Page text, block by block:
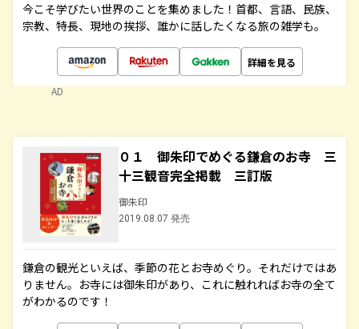
今こそ学びたい世界のことを集めました！首都、言語、民族、
宗教、特長、現地の挨拶、誰かに話したくなる旅の雑学も。
詳細を見る
AD
０１ 御朱印でめぐる鎌倉のお寺 三
十三観音完全掲載 三訂版
御朱印
2019.08.07 発売
鎌倉の観光といえば、季節の花とお寺めぐり。それだけではあ
りません。お寺には御朱印があり、これに触れればお寺の全て
がわかるのです！